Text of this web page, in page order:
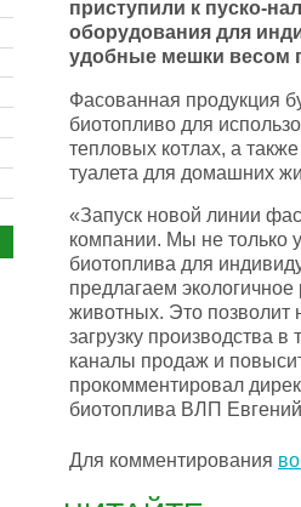
приступили к пуско-
оборудования для
удобные мешки весом
Фасованная продукция
биотопливо для
тепловых котлах, а
туалета для домашних
«Запуск новой линии
компании. Мы не только
биотоплива для
предлагаем
животных. Это позволит
загрузку производства
каналы продаж и
прокомментировал
биотоплива ВЛП
Для комментирования